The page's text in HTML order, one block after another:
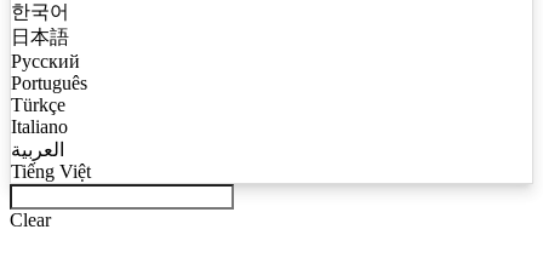
한국어
日本語
Русский
Português
Türkçe
Italiano
العربية
Tiếng Việt
Clear